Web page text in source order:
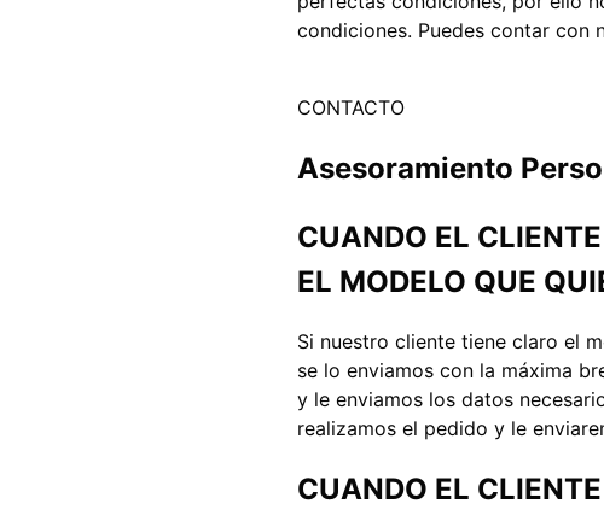
condiciones. Puedes contar con
CONTACTO
Asesoramiento
CUANDO EL
EL MODELO QUE
Si nuestro cliente tiene claro el
se lo enviamos con la máxima
y le enviamos los datos
realizamos el pedido y le
CUANDO EL